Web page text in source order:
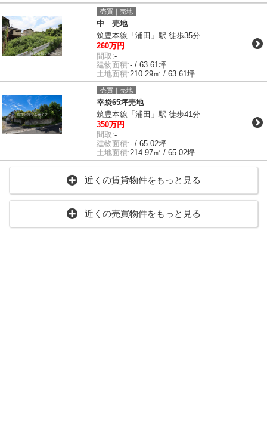
売買｜売地
中 売地
筑豊本線「浦田」駅 徒歩35分
260万円
間取:-
建物面積:- / 63.61坪
土地面積:210.29㎡ / 63.61坪
売買｜売地
幸袋65坪売地
筑豊本線「浦田」駅 徒歩41分
350万円
間取:-
建物面積:- / 65.02坪
土地面積:214.97㎡ / 65.02坪
近くの賃貸物件をもっと見る
近くの売買物件をもっと見る